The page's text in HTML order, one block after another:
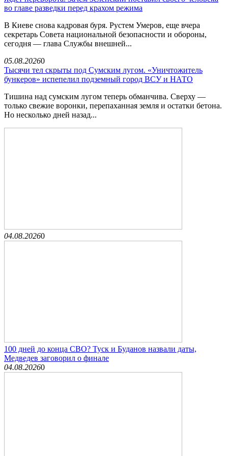
во главе разведки перед крахом режима
В Киеве снова кадровая буря. Рустем Умеров, еще вчера
секретарь Совета национальной безопасности и обороны,
сегодня — глава Службы внешней...
05.08.20260
Тысячи тел скрыты под Сумским лугом. «Уничтожитель
бункеров» испепелил подземный город ВСУ и НАТО
Тишина над сумским лугом теперь обманчива. Сверху —
только свежие воронки, перепаханная земля и остатки бетона.
Но несколько дней назад...
04.08.20260
100 дней до конца СВО? Туск и Буданов назвали даты,
Медведев заговорил о финале
04.08.20260